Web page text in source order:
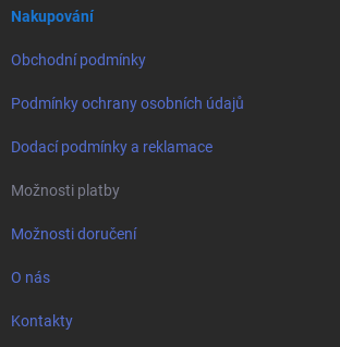
Nakupování
Obchodní podmínky
Podmínky ochrany osobních údajů
Dodací podmínky a reklamace
Možnosti platby
Možnosti doručení
O nás
Kontakty